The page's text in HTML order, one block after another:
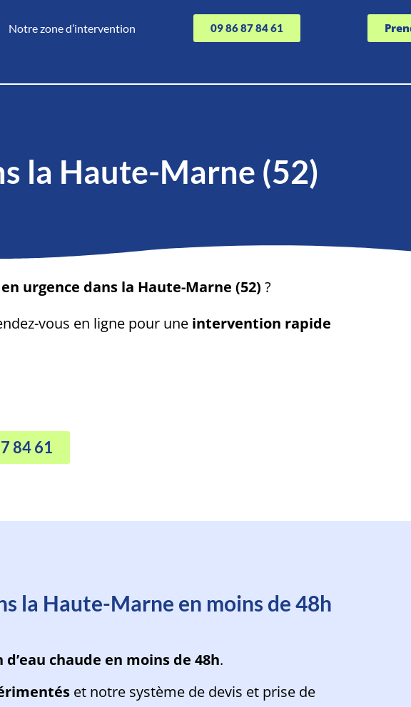
Notre zone d’intervention 09 86 87 84 61
la Haute-Marne (52)
urgence dans la Haute-Marne (52) ?
vous en ligne pour une intervention rapide
84 61
la Haute-Marne en moins de 48h
chaude en moins de 48h.
et notre système de devis et prise de